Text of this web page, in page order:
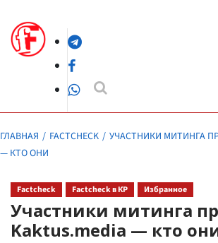
содержимомуTelegram
Facebook
WhatsApp
ГЛАВНАЯ FACTCHECK
УЧАСТНИКИ МИТИНГА
— КТО ОНИ
Factcheck Factcheck в КР Избранное
Участники митинга
Kaktus.media — кто